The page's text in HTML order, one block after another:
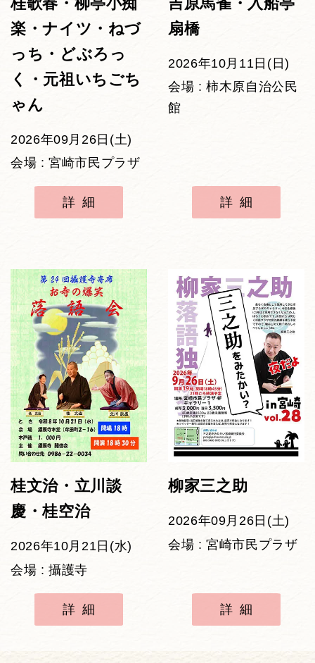
楽・ナイツ・ねづ
っち・どぶろっ
く・元祖いちごち
ゃん
2026年09月26日(土)
会場 : 宮崎市民プラザ
詳細
扇橋
2026年10月11日(日)
会場 : 柿木原自治公民
館
詳細
桂文治・立川談
慶・桂空治
2026年10月21日(水)
会場 : 攝護寺
詳細
柳家三之助
2026年09月26日(土)
会場 : 宮崎市民プラザ
詳細